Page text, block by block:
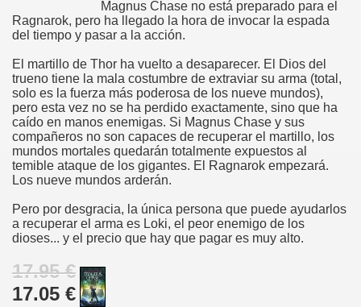
Magnus Chase no está preparado para el
Ragnarok, pero ha llegado la hora de invocar la espada
del tiempo y pasar a la acción.
El martillo de Thor ha vuelto a desaparecer. El Dios del
trueno tiene la mala costumbre de extraviar su arma (total,
solo es la fuerza más poderosa de los nueve mundos),
pero esta vez no se ha perdido exactamente, sino que ha
caído en manos enemigas. Si Magnus Chase y sus
compañeros no son capaces de recuperar el martillo, los
mundos mortales quedarán totalmente expuestos al
temible ataque de los gigantes. El Ragnarok empezará.
Los nueve mundos arderán.
Pero por desgracia, la única persona que puede ayudarlos
a recuperar el arma es Loki, el peor enemigo de los
dioses... y el precio que hay que pagar es muy alto.
17.95 €
17.05 €